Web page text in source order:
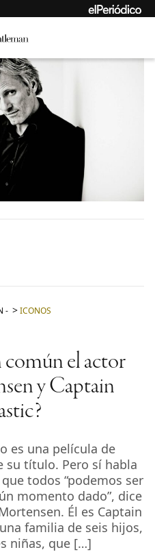
- ICONOS
común el actor
y Captain
es una película de
su título. Pero sí habla
todos “podemos ser
momento dado”, dice
Él es Captain
familia de seis hijos,
niñas, que […]